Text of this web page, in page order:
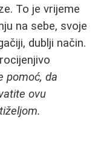
To je vrijeme
na sebe, svoje
dublji način.
pomoć, da
ovu